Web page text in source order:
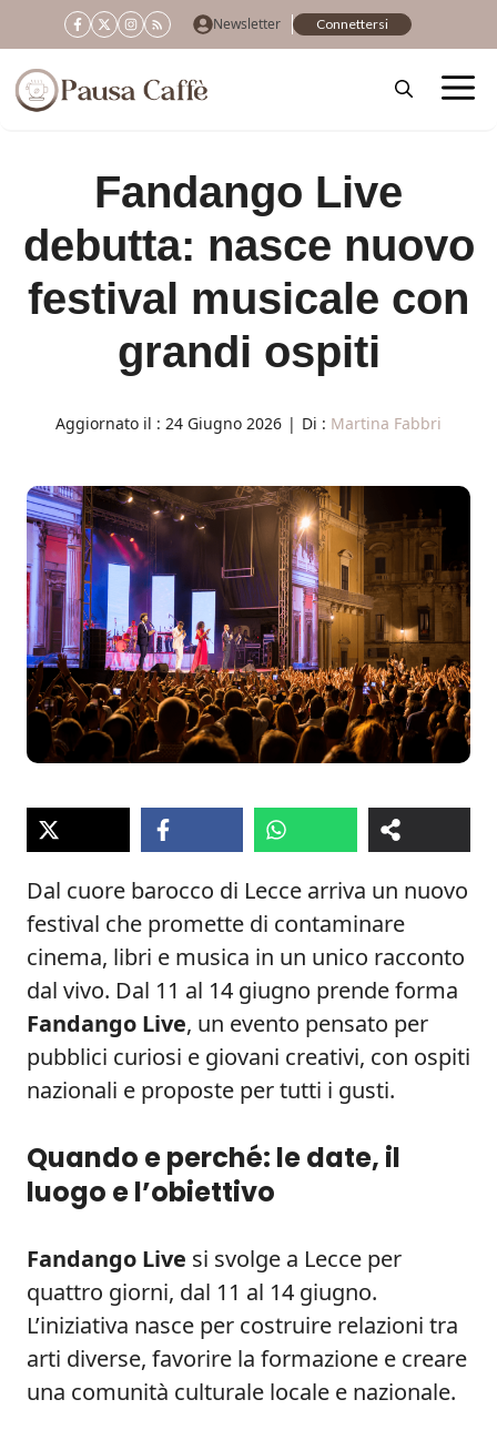
al
contenuto
Newsletter Connettersi
Fandango Live
debutta: nasce nuovo
festival musicale con
grandi ospiti
Aggiornato il : 24 Giugno 2026 | Di : Martina Fabbri
Dal cuore barocco di Lecce arriva un nuovo
festival che promette di contaminare
cinema, libri e musica in un unico racconto
dal vivo. Dal 11 al 14 giugno prende forma
Fandango Live, un evento pensato per
pubblici curiosi e giovani creativi, con ospiti
nazionali e proposte per tutti i gusti.
Quando e perché: le date, il
luogo e l’obiettivo
Fandango Live si svolge a Lecce per
quattro giorni, dal 11 al 14 giugno.
L’iniziativa nasce per costruire relazioni tra
arti diverse, favorire la formazione e creare
una comunità culturale locale e nazionale.